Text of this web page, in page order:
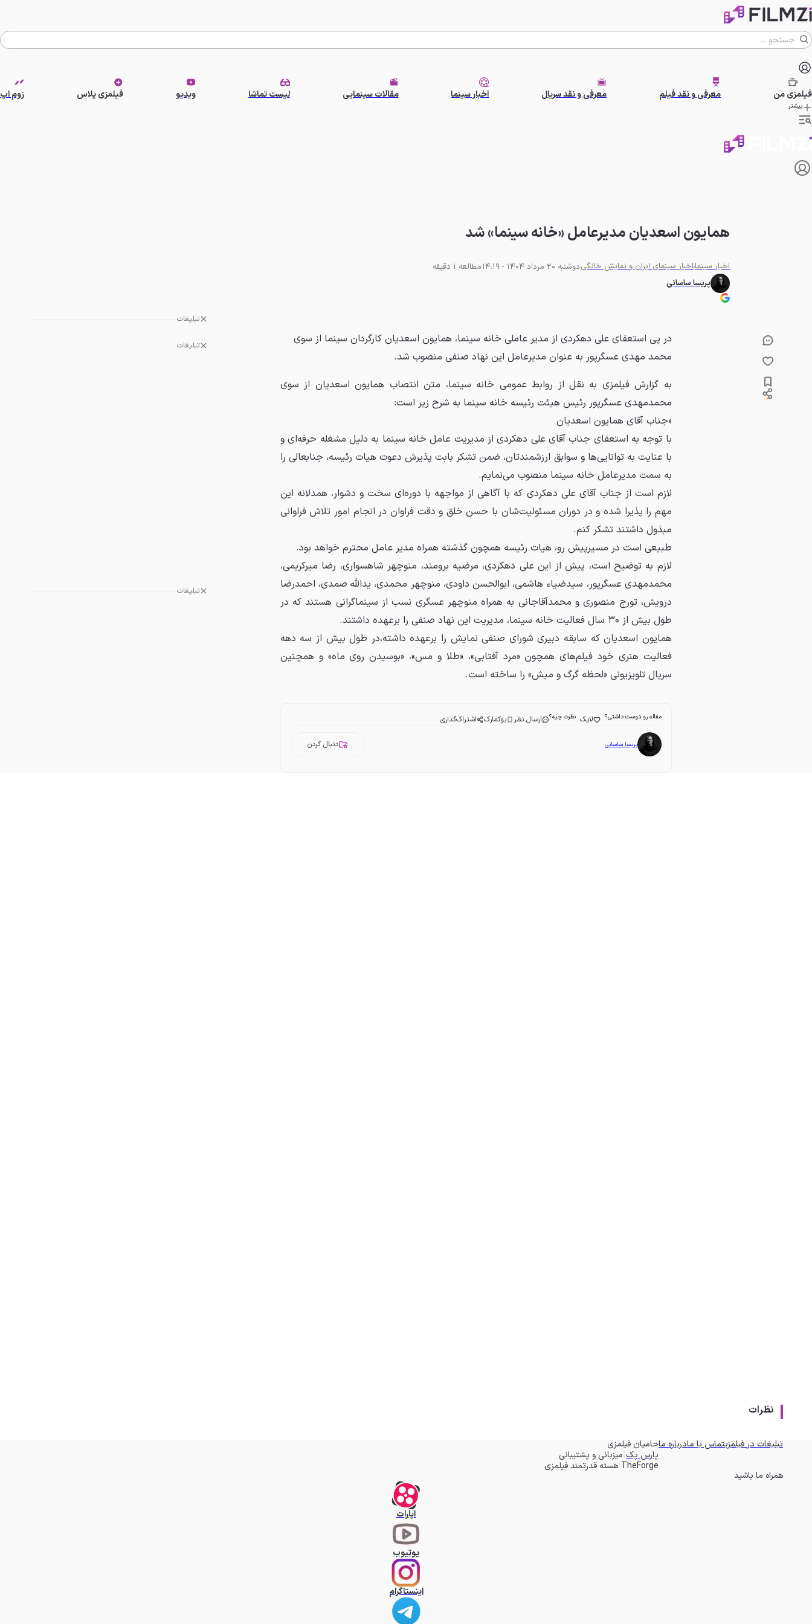
فیلمزیمن معرفی و نقد فیلم معرفی و نقد سریال اخبار سینما مقالات سینمایی لیست تماشا ویدیو فیلمزی پلاس زوم اپ
بیشتر
همایون اسعدیان مدیرعامل «خانه سینما» شد
اخبار سینمااخبار سینمای ایران و نمایش خانگیدوشنبه 20 مرداد 1404 - 14:19
مطالعه 1 دقیقه
پریسا ساسانی
تبلیغات
تبلیغات
تبلیغات
در پی استعفای علی دهکردی از مدیر عاملی خانه سینما، همایون اسعدیان کارگردان سینما از سوی
محمد مهدی عسگرپور به عنوان مدیرعامل این نهاد صنفی منصوب شد.
به گزارش فیلمزی به نقل از روابط عمومی خانه سینما، متن انتصاب همایون اسعدیان از سوی
محمدمهدی عسگرپور رئیس هیئت رئیسه خانه سینما به شرح زیر است:
«جناب آقای همایون اسعدیان
با توجه به استعفای جناب آقای علی دهکردی از مدیریت عامل خانه سینما به دلیل مشغله حرفه‌ای و
با عنایت به توانایی‌ها و سوابق ارزشمندتان، ضمن تشکر بابت پذیرش دعوت هیات رئیسه، جنابعالی را
به سمت مدیرعامل خانه سینما منصوب می‌نمایم.
لازم است از جناب آقای علی دهکردی که با آگاهی از مواجهه با دوره‌ای سخت و دشوار، همدلانه این
مهم را پذیرا شده و در دوران مسئولیت‌شان با حسن خلق و دقت فراوان در انجام امور تلاش فراوانی
مبذول داشتند تشکر کنم.
طبیعی است در مسیرپیش رو، هیات رئیسه همچون گذشته همراه مدیر عامل محترم خواهد بود.
لازم به توضیح است، پیش از این علی دهکردی، مرضیه برومند، منوچهر شاهسواری، رضا میرکریمی،
محمدمهدی عسگرپور، سیدضیاء هاشمی، ابوالحسن داودی، منوچهر محمدی، یدالله صمدی، احمدرضا
درویش، تورج منصوری و محمدآقاجانی به همراه منوچهر عسگری نسب از سینماگرانی هستند که در
طول بیش از ۳۰ سال فعالیت خانه سینما، مدیریت این نهاد صنفی را برعهده داشتند.
همایون اسعدیان که سابقه دبیری شورای صنفی نمایش را برعهده داشته،در طول بیش از سه دهه
فعالیت هنری خود فیلم‌های همچون «مرد آفتابی»، «طلا و مس»، «بوسیدن روی ماه» و همچنین
سریال تلویزیونی «لحظه گرگ و میش» را ساخته است.
مقاله رو دوست داشتی؟ لایک نظرت چیه؟ ارسال نظر بوکمارک اشتراک‌گذاری
پریسا ساسانی دنبال کردن
نظرات
تبلیغات در فیلمزیتماس با مادرباره ماحامیان فیلمزی
پارس پک میزبانی و پشتیبانی
TheForge هسته قدرتمند فیلمزی
همراه ما باشید
آپارات
یوتیوب
اینستاگرام